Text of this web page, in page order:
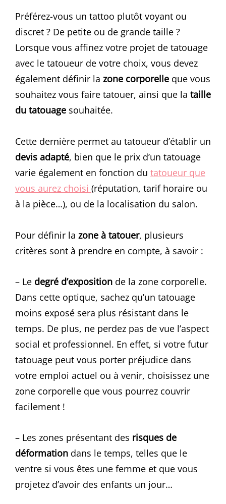
Préférez-vous un tattoo plutôt voyant ou
discret ? De petite ou de grande taille ?
Lorsque vous affinez votre projet de tatouage
avec le tatoueur de votre choix, vous devez
également définir la zone corporelle que vous
souhaitez vous faire tatouer, ainsi que la taille
du tatouage souhaitée.
Cette dernière permet au tatoueur d’établir un
devis adapté, bien que le prix d’un tatouage
varie également en fonction du tatoueur que
vous aurez choisi (réputation, tarif horaire ou
à la pièce…), ou de la localisation du salon.
Pour définir la zone à tatouer, plusieurs
critères sont à prendre en compte, à savoir :
– Le degré d’exposition de la zone corporelle.
Dans cette optique, sachez qu’un tatouage
moins exposé sera plus résistant dans le
temps. De plus, ne perdez pas de vue l’aspect
social et professionnel. En effet, si votre futur
tatouage peut vous porter préjudice dans
votre emploi actuel ou à venir, choisissez une
zone corporelle que vous pourrez couvrir
facilement !
– Les zones présentant des risques de
déformation dans le temps, telles que le
ventre si vous êtes une femme et que vous
projetez d’avoir des enfants un jour…